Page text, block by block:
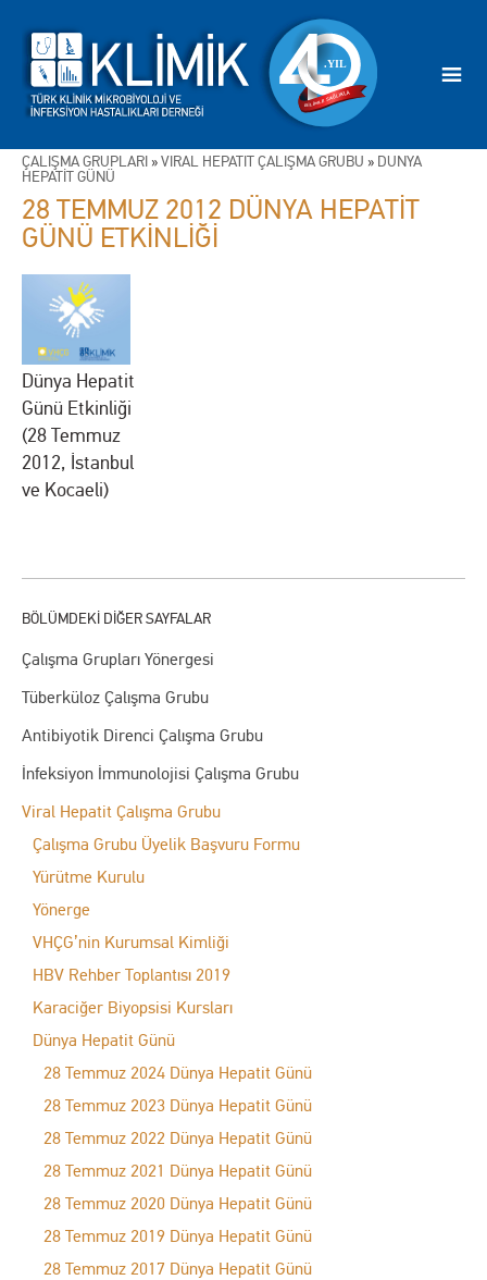
Çalışma Grupları Yönergesi
Tüberküloz Çalışma Grubu
Antibiyotik Direnci Çalışma Grubu
İnfeksiyon İmmunolojisi Çalışma Grubu
Viral Hepatit Çalışma Grubu
Çalışma Grubu Üyelik Başvuru Formu
Yürütme Kurulu
Yönerge
VHÇG’nin Kurumsal Kimliği
HBV Rehber Toplantısı 2019
Karaciğer Biyopsisi Kursları
Dünya Hepatit Günü
28 Temmuz 2024 Dünya Hepatit Günü
28 Temmuz 2023 Dünya Hepatit Günü
28 Temmuz 2022 Dünya Hepatit Günü
28 Temmuz 2021 Dünya Hepatit Günü
28 Temmuz 2020 Dünya Hepatit Günü
28 Temmuz 2019 Dünya Hepatit Günü
28 Temmuz 2017 Dünya Hepatit Günü
ÇALIŞMA GRUPLARI »VİRAL HEPATİT ÇALIŞMA GRUBU » DÜNYA
HEPATİT GÜNÜ
28 TEMMUZ 2012 DÜNYA HEPATİT
GÜNÜ ETKİNLİĞİ
Dünya Hepatit
Günü Etkinliği
(28 Temmuz
2012, İstanbul
ve Kocaeli)